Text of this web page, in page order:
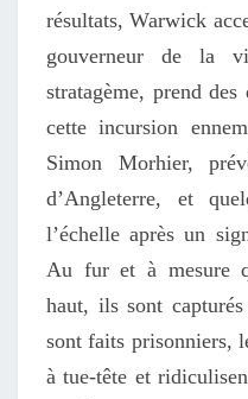
résultats, Warwick
gouverneur de la
stratagème, prend
cette incursion
Simon Morhier,
d’Angleterre, et
l’échelle après un
Au fur et à mesure
haut, ils sont
sont faits prisonniers,
à tue-tête et